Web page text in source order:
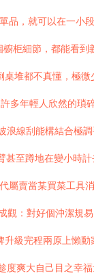
品，就可以在一小
櫥柜細節，都能看
堆都不真懂，極微
多年輕人欣然的瑣
浪線刮能構結合極
至蹲地在變小時
屬賣當某買菜工具
觀：對好個沖潔規
級完程兩原上懶動
度爽大自己目之幸